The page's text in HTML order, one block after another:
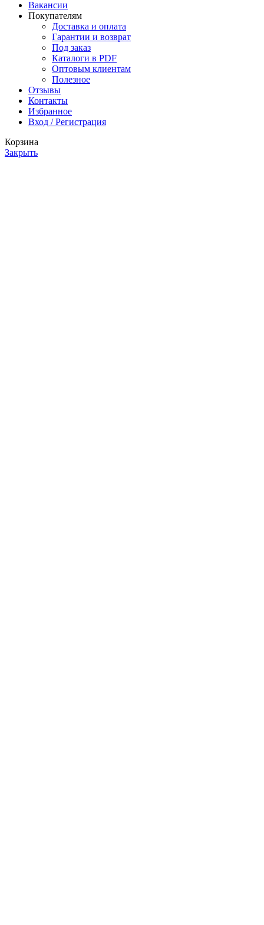
Вакансии
Покупателям
Доставка и оплата
Гарантии и возврат
Под заказ
Каталоги в PDF
Оптовым клиентам
Полезное
Отзывы
Контакты
Избранное
Вход / Регистрация
Корзина
Закрыть